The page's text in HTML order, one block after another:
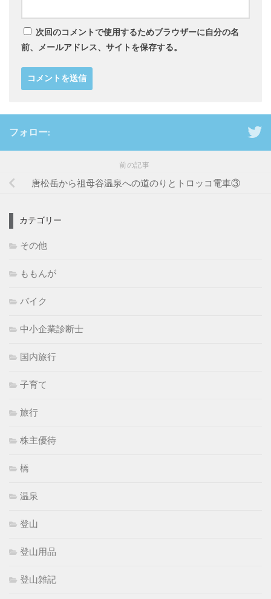
次回のコメントで使用するためブラウザーに自分の名
前、メールアドレス、サイトを保存する。
フォロー:
前の記事
唐松岳から祖母谷温泉への道のりとトロッコ電車③
カテゴリー
その他
ももんが
バイク
中小企業診断士
国内旅行
子育て
旅行
株主優待
橋
温泉
登山
登山用品
登山雑記